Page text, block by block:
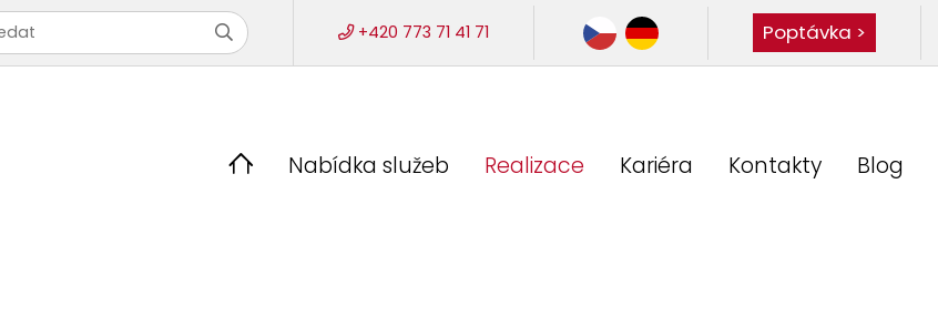
+420 773 71 41 71 Poptávka >
Nabídka služeb Realizace Kariéra Kontakty Blog